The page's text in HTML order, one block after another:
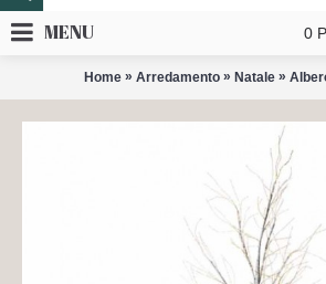
0
MENU
Home » Arredamento » Natale »